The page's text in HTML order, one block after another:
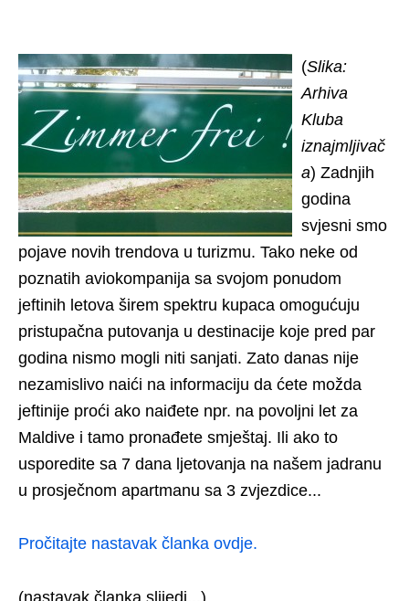
(Slika:
Arhiva
Kluba
iznajmljivač
a) Zadnjih
godina
svjesni smo
pojave novih trendova u turizmu. Tako neke od
poznatih aviokompanija sa svojom ponudom
jeftinih letova širem spektru kupaca omogućuju
pristupačna putovanja u destinacije koje pred par
godina nismo mogli niti sanjati. Zato danas nije
nezamislivo naići na informaciju da ćete možda
jeftinije proći ako naiđete npr. na povoljni let za
Maldive i tamo pronađete smještaj. Ili ako to
usporedite sa 7 dana ljetovanja na našem jadranu
u prosječnom apartmanu sa 3 zvjezdice...
Pročitajte nastavak članka ovdje.
(nastavak članka slijedi...)